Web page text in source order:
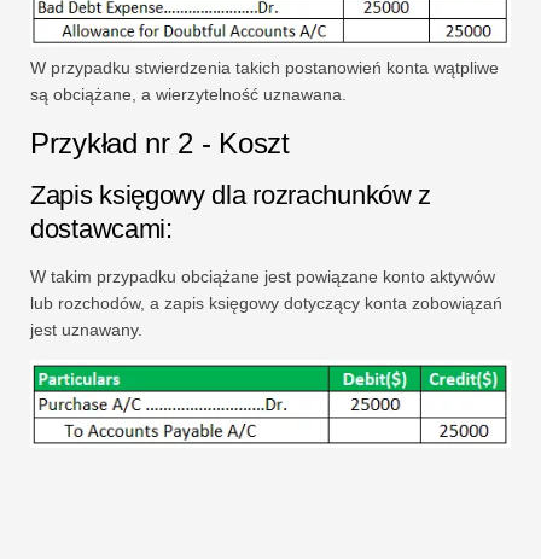
W przypadku stwierdzenia takich postanowień konta wątpliwe
są obciążane, a wierzytelność uznawana.
Przykład nr 2 - Koszt
Zapis księgowy dla rozrachunków z
dostawcami:
W takim przypadku obciążane jest powiązane konto aktywów
lub rozchodów, a zapis księgowy dotyczący konta zobowiązań
jest uznawany.